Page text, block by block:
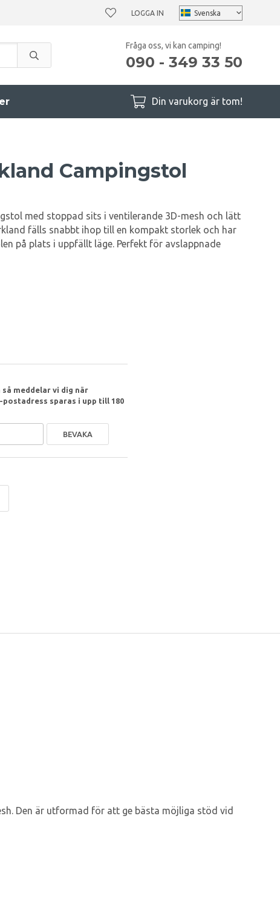
LOGGA IN
Fråga oss, vi kan camping!
090 - 349 33 50
Din varukorg är tom!
Campingstol
med stoppad sits i ventilerande 3D-mesh och lätt
fälls snabbt ihop till en kompakt storlek och har
på plats i uppfällt läge. Perfekt för avslappnade
meddelar vi dig när
sparas i upp till 180
BEVAKA
Den är utformad för att ge bästa möjliga stöd vid